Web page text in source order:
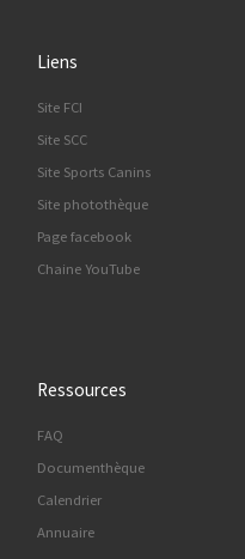
Liens
Site FCI
Site SCC
Site Sports Canins
Site photothèque
Page facebook
Chaine YouTube
Ressources
FAQ
Documenthèque
Calendrier
Annuaire